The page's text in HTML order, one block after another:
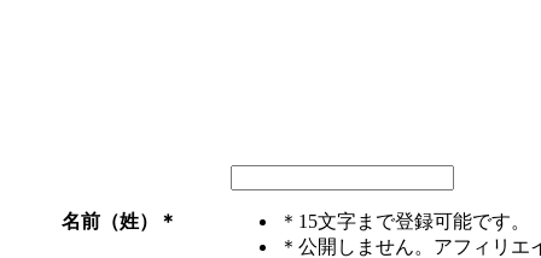
名前（姓） ＊
＊15文字まで登録可能です。
＊公開しません。アフィリ